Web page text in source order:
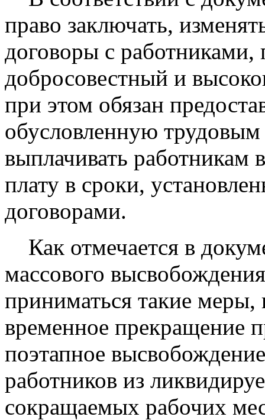
право заключать,
договоры с работниками,
добросовестный и
при этом обязан
обусловленную трудовым
выплачивать работникам
плату в сроки,
договорами.
Как отмечается в
массового
приниматься такие меры,
временное прекращение
поэтапное
работников из
сокращаемых рабочих